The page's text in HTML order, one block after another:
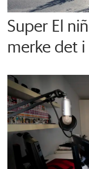
Super El
merke det i